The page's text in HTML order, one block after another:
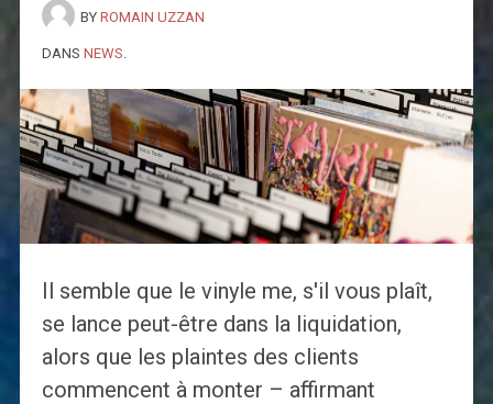
BY ROMAIN UZZAN
DANS NEWS
Il semble que le vinyle me, s'il vous plaît,
se lance peut-être dans la liquidation,
alors que les plaintes des clients
commencent à monter – affirmant